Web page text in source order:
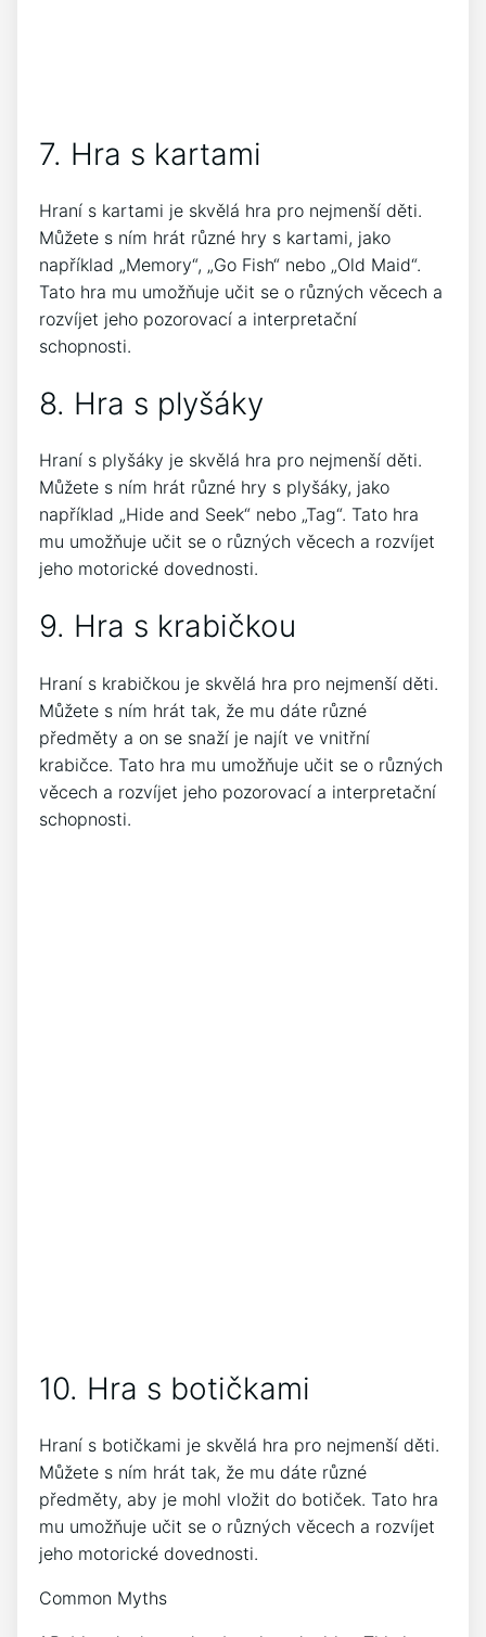
7. Hra s kartami
Hraní s kartami je skvělá hra pro nejmenší děti.
Můžete s ním hrát různé hry s kartami, jako
například „Memory“, „Go Fish“ nebo „Old Maid“.
Tato hra mu umožňuje učit se o různých věcech a
rozvíjet jeho pozorovací a interpretační
schopnosti.
8. Hra s plyšáky
Hraní s plyšáky je skvělá hra pro nejmenší děti.
Můžete s ním hrát různé hry s plyšáky, jako
například „Hide and Seek“ nebo „Tag“. Tato hra
mu umožňuje učit se o různých věcech a rozvíjet
jeho motorické dovednosti.
9. Hra s krabičkou
Hraní s krabičkou je skvělá hra pro nejmenší děti.
Můžete s ním hrát tak, že mu dáte různé
předměty a on se snaží je najít ve vnitřní
krabičce. Tato hra mu umožňuje učit se o různých
věcech a rozvíjet jeho pozorovací a interpretační
schopnosti.
10. Hra s botičkami
Hraní s botičkami je skvělá hra pro nejmenší děti.
Můžete s ním hrát tak, že mu dáte různé
předměty, aby je mohl vložit do botiček. Tato hra
mu umožňuje učit se o různých věcech a rozvíjet
jeho motorické dovednosti.
Common Myths